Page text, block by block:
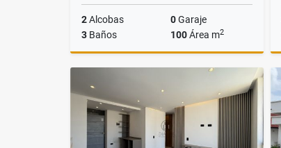
2Alcobas 0Garaje
3 Baños 100Área m2
$450.000.000